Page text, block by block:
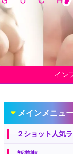
イン
メインメニュー
２ショット人気